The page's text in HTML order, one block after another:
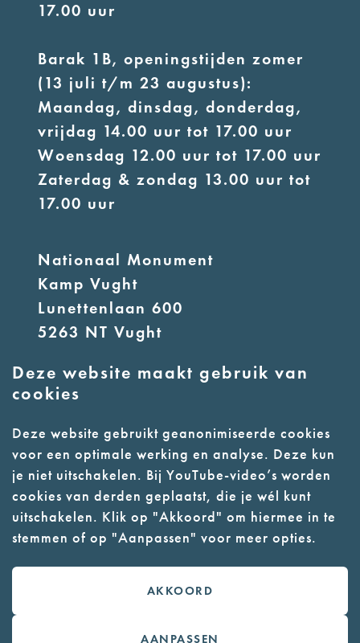
Deze website maakt gebruik van
cookies
Deze website gebruikt geanonimiseerde cookies
voor een optimale werking en analyse. Deze kun
je niet uitschakelen. Bij YouTube-video’s worden
cookies van derden geplaatst, die je wél kunt
uitschakelen. Klik op "Akkoord" om hiermee in te
stemmen of op "Aanpassen" voor meer opties.
AKKOORD
AANPASSEN
17.00 uur
Barak 1B, openingstijden zomer
(13 juli t/m 23 augustus):
Maandag, dinsdag, donderdag,
vrijdag 14.00 uur tot 17.00 uur
Woensdag 12.00 uur tot 17.00 uur
Zaterdag & zondag 13.00 uur tot
17.00 uur
Nationaal Monument
Kamp Vught
Lunettenlaan 600
5263 NT Vught
E:info@nmkampvught.nl
- Parkeer in de vakken of in de
parkeergarage (begane grond)
- Alleen geleidehonden
toegestaan